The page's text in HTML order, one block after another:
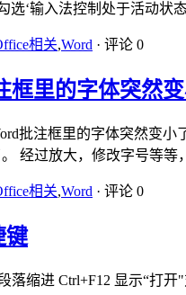
选‘输入法控制处于活动状态
相关,Word · 评论 0
框里的字体突然
批注框里的字体突然变小
经过放大，修改字号等等
相关,Word · 评论 0
键
落缩进 Ctrl+F12 显示“打